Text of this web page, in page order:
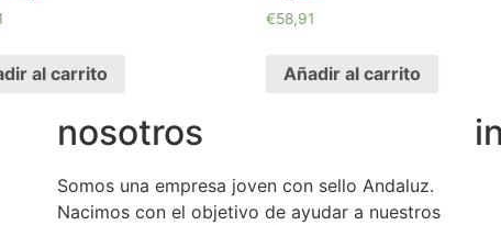
al carrito
€58,91
Añadir al carrito
nosotros
Somos una empresa joven con sello Andaluz.
Nacimos con el objetivo de ayudar a nuestros